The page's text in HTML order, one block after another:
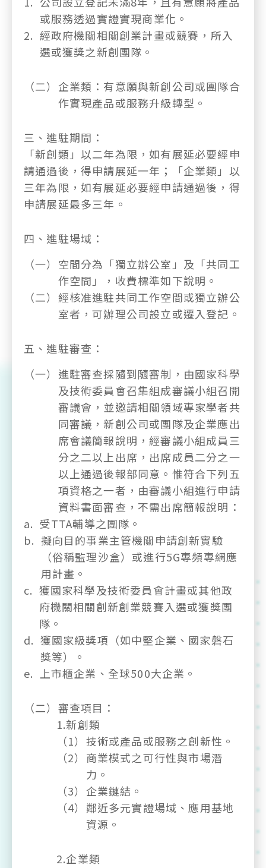
或服務透過實證實現商業化。
2. 經政府機關相關創業計畫或競賽，所入
選或獲獎之新創團隊。
（二） 企業類：有意願與新創公司或團隊合
作實現產品或服務升級轉型。
三、 進駐期間：
「新創類」以二年為限，如有展延必要經申
請通過後，得申請展延一年；「企業類」以
三年為限，如有展延必要經申請通過後，得
申請展延最多三年。
四、 進駐場域：
（一） 空間分為「獨立辦公室」及「共同工
作空間」，收費標準如下說明。
（二） 經核准進駐共同工作空間或獨立辦公
室者，可辦理公司設立或遷入登記。
五、 進駐審查：
（一） 進駐審查採隨到隨審制，由國家科學
及技術委員會召集組成審議小組召開
審議會，並邀請相關領域專家學者共
同審議，新創公司或團隊及企業應出
席會議簡報說明，經審議小組成員三
分之二以上出席，出席成員二分之一
以上通過後報部同意。惟符合下列五
項資格之一者，由審議小組進行申請
資料書面審查，不需出席簡報說明：
a. 受TTA輔導之團隊。
b. 擬向目的事業主管機關申請創新實驗
（俗稱監理沙盒）或進行5G專頻專網應
用計畫。
c. 獲國家科學及技術委員會計畫或其他政
府機關相關創新創業競賽入選或獲獎團
隊。
d. 獲國家級獎項（如中堅企業、國家磐石
獎等）。
e.
上市櫃企業、全球500大企業。
（二）審查項目：
1.新創類
（1） 技術或產品或服務之創新性。
（2） 商業模式之可行性與市場潛
力。
（3） 企業鏈結。
（4） 鄰近多元實證場域、應用基地
資源。
2.企業類